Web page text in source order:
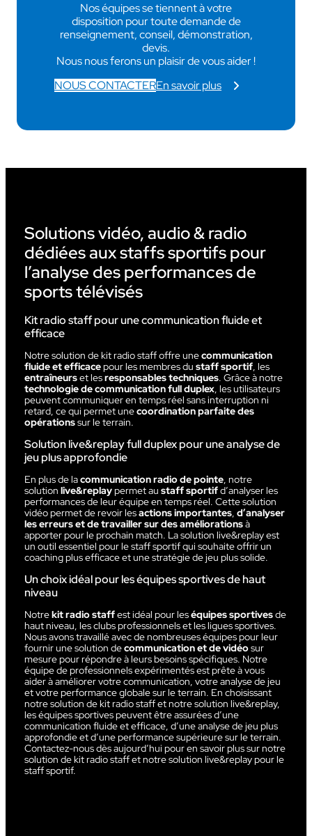
Nos équipes se tiennent à votre
disposition pour toute demande de
renseignement, conseil, démonstration,
devis.
Nous nous ferons un plaisir de vous aider !
NOUS CONTACTEREn savoir plus
Solutions vidéo, audio & radio
dédiées aux staffs sportifs pour
l’analyse des performances de
sports télévisés
Kit radio staff pour une communication fluide et
efficace
Notre solution de kit radio staff offre unecommunication
fluide et efficacepour les membres du staff sportif, les
entraîneurset lesresponsables techniques. Grâce à notre
technologie de communication full duplex, les utilisateurs
peuvent communiquer en temps réel sans interruption ni
retard, ce qui permet unecoordination parfaite des
opérationssur le terrain.
Solution live&replay full duplex pour une analyse de
jeu plus approfondie
En plus de lacommunication radio de pointe, notre
solution live&replaypermet au staff sportifd’analyser les
performances de leur équipe en temps réel. Cette solution
vidéo permet de revoir lesactions importantes, d’analyser
les erreurs et de travailler sur des améliorationsà
apporter pour le prochain match. La solution live&replay est
un outil essentiel pour le staff sportif qui souhaite offrir un
coaching plus efficace et une stratégie de jeu plus solide.
Un choix idéal pour les équipes sportives de haut
niveau
Notrekit radio staffest idéal pour leséquipes sportivesde
haut niveau, les clubs professionnels et les ligues sportives.
Nous avons travaillé avec de nombreuses équipes pour leur
fournir une solution decommunication et de vidéosur
mesure pour répondre à leurs besoins spécifiques. Notre
équipe de professionnels expérimentés est prête à vous
aider à améliorer votre communication, votre analyse de jeu
et votre performance globale sur le terrain. En choisissant
notre solution de kit radio staff et notre solution live&replay,
les équipes sportives peuvent être assurées d’une
communication fluide et efficace, d’une analyse de jeu plus
approfondie et d’une performance supérieure sur le terrain.
Contactez-nous dès aujourd’hui pour en savoir plus sur notre
solution de kit radio staff et notre solution live&replay pour le
staff sportif.